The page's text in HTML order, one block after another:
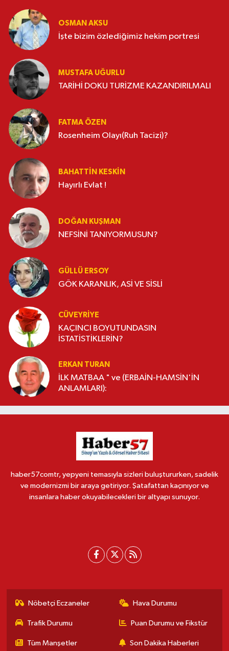
OSMAN AKSU
İşte bizim özlediğimiz hekim portresi
MUSTAFA UĞURLU
TARİHİ DOKU TURİZME KAZANDIRILMALI
FATMA ÖZEN
Rosenheim Olayı(Ruh Tacizi)?
BAHATTIN KESKİN
Hayırlı Evlat !
DOĞAN KUŞMAN
NEFSİNİ TANIYORMUSUN?
GÜLLÜ ERSOY
GÖK KARANLIK, ASİ VE SİSLİ
CÜVEYRIYE
KAÇINCI BOYUTUNDASIN
İSTATİSTİKLERİN?
ERKAN TURAN
İLK MATBAA " ve (ERBAİN-HAMSİN'İN
ANLAMLARI):
haber57comtr, yepyeni temasıyla sizleri buluştururken, sadelik
ve modernizmi bir araya getiriyor. Şatafattan kaçınıyor ve
insanlara haber okuyabilecekleri bir altyapı sunuyor.
Nöbetçi Eczaneler Hava Durumu
Trafik Durumu Puan Durumu ve Fikstür
Tüm Manşetler Son Dakika Haberleri